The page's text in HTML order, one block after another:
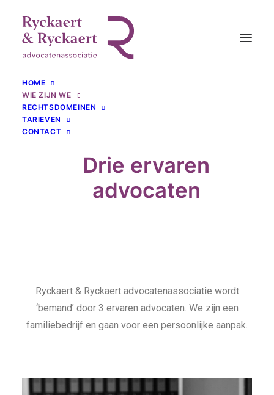
HOME
WIE ZIJN WE
RECHTSDOMEINEN
TARIEVEN
CONTACT
Drie ervaren
advocaten
Ryckaert & Ryckaert advocatenassociatie wordt
‘bemand’ door 3 ervaren advocaten. We zijn een
familiebedrijf en gaan voor een persoonlijke aanpak.